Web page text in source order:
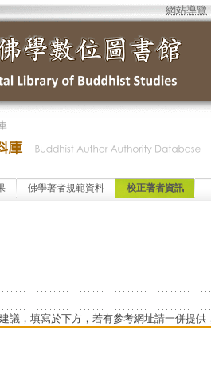
網站導覽
佛學著者規範資料 校正著者資訊
議，填寫於下方，若有參考網址請一併提供